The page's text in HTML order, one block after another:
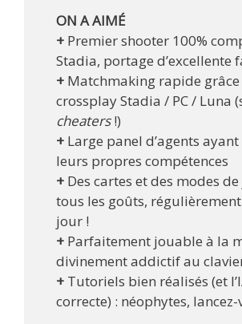
ON A AIMÉ
+ Premier shooter 100%
Stadia, portage d’excellente
+ Matchmaking rapide grâce
crossplay Stadia / PC / Luna
cheaters!)
+ Large panel d’agents
leurs propres compétences
+ Des cartes et des modes
tous les goûts,
jour !
+ Parfaitement jouable à la
divinement addictif au
+ Tutoriels bien réalisés (et
correcte) : néophytes, lancez-